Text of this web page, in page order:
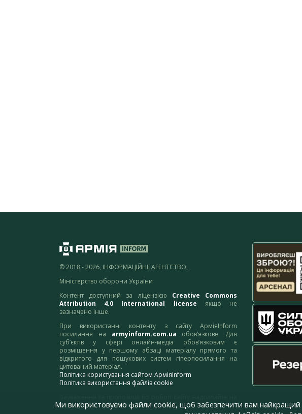
© 2018 - 2026, ІНФОРМАЦІЙНЕ АГЕНТСТВО,
Міністерство оборони України
Контент доступний за ліцензією Creative Commons
Attribution 4.0 International license якщо не
зазначено інше.
При використанні контенту з сайту АрміяInform
посилання на armyinform.com.ua обов’язкове. Для
суб’єктів у сфері онлайн-медіа обов’язковим є
розміщення у першому абзаці матеріалу прямого та
відкритого для пошукових систем гіперпосилання на
цитований матеріал.
Політика користування сайтом АрміяInform
Політика використання файлів cookie
адресу:webmaster@armyinform.com.ua
Ми використовуємо файли cookie, щоб забезпечити вам